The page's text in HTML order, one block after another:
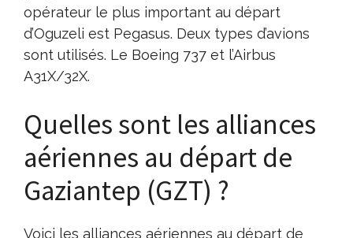
opérateur le plus important au départ
d’Oguzeli est Pegasus. Deux types d’avions
sont utilisés. Le Boeing 737 et l’Airbus
A31X/32X.
Quelles sont les alliances
aériennes au départ de
Gaziantep (GZT) ?
Voici les alliances aériennes au départ de